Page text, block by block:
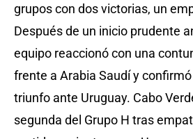
grupos con dos victorias, un
Después de un inicio prudente
equipo reaccionó con una
frente a Arabia Saudí y
triunfo ante Uruguay. Cabo
segunda del Grupo H tras